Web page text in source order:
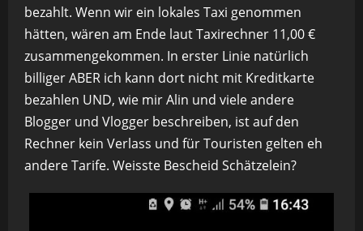
bezahlt. Wenn wir ein lokales Taxi genommen
hätten, wären am Ende laut Taxirechner 11,00 €
zusammengekommen. In erster Linie natürlich
billiger ABER ich kann dort nicht mit Kreditkarte
bezahlen UND, wie mir Alin und viele andere
Blogger und Vlogger beschreiben, ist auf den
Rechner kein Verlass und für Touristen gelten eh
andere Tarife. Weisste Bescheid Schätzelein?